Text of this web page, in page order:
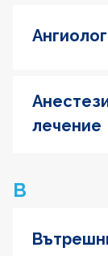
лечение
В